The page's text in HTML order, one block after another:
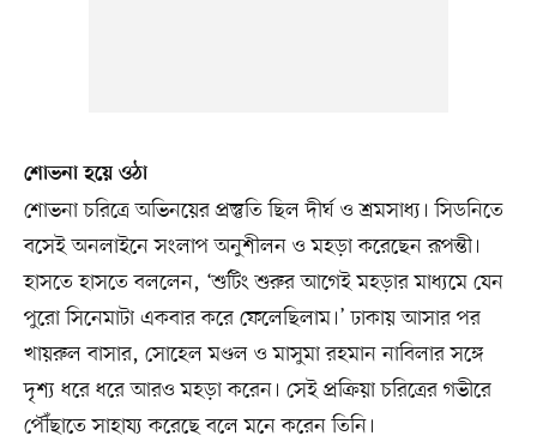
শোভনা হয়ে ওঠা
শোভনা চরিত্রে অভিনয়ের প্রস্তুতি ছিল দীর্ঘ ও শ্রমসাধ্য। সিডনিতে
বসেই অনলাইনে সংলাপ অনুশীলন ও মহড়া করেছেন রূপন্তী।
হাসতে হাসতে বললেন, ‘শুটিং শুরুর আগেই মহড়ার মাধ্যমে যেন
পুরো সিনেমাটা একবার করে ফেলেছিলাম।’ ঢাকায় আসার পর
খায়রুল বাসার, সোহেল মণ্ডল ও মাসুমা রহমান নাবিলার সঙ্গে
দৃশ্য ধরে ধরে আরও মহড়া করেন। সেই প্রক্রিয়া চরিত্রের গভীরে
পৌঁছাতে সাহায্য করেছে বলে মনে করেন তিনি।